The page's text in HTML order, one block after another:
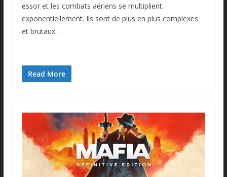
essor et les combats aériens se multiplient
exponentiellement. Ils sont de plus en plus complexes
et brutaux…
Read More